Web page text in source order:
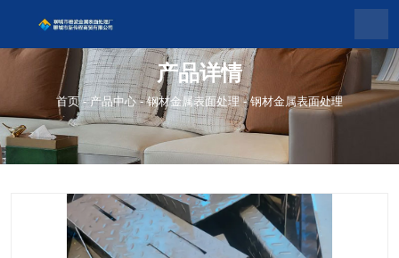
产品详情
首页-产品中心 -钢材金属表面处理 -钢材金属表面处理